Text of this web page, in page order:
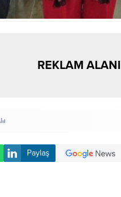
REKLAM ALANI
Paylaş